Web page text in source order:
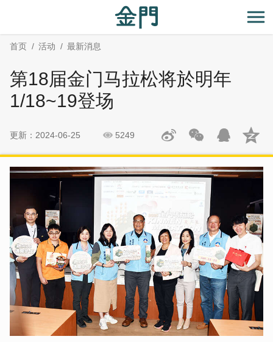
主
开
首页 活动 最新消息
第18届金门马拉松将於明年
1/18~19登场
更新：2024-06-25 5249
社